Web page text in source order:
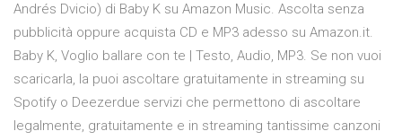
Andrés Dvicio) di Baby K su Amazon Music. Ascolta senza
pubblicità oppure acquista CD e MP3 adesso su Amazon.it.
Baby K, Voglio ballare con te | Testo, Audio, MP3. Se non vuoi
scaricarla, la puoi ascoltare gratuitamente in streaming su
Spotify o Deezerdue servizi che permettono di ascoltare
legalmente, gratuitamente e in streaming tantissime canzoni